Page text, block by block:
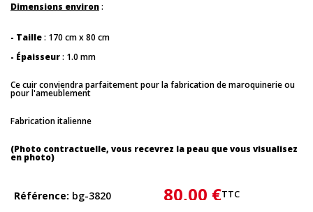
Dimensions environ:
- Taille: 170 cm x 80 cm
- Épaisseur: 1.0 mm
Ce cuir conviendra parfaitement pour la fabrication de maroquinerie ou
pour l'ameublement
Fabrication italienne
(Photo contractuelle, vous recevrez la peau que vous visualisez
en photo)
Référence bg-3820 80,00 €TTC